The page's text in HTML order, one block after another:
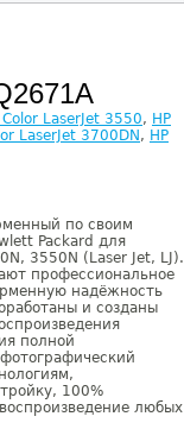
Color LaserJet 3550, HP
LaserJet 3700DN , HP
по своим
Packard для
3550N (Laser Jet, LJ).
профессиональное
надёжность
и созданы
полной
100%
любых